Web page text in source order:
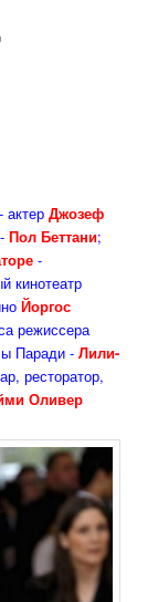
актерДжозеф
-Пол Беттани;
-
кинотеатр
Йоргос
режиссера
Паради -Лили-
ресторатор,
Оливер